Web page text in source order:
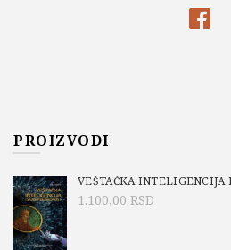
PROIZVODI
VEŠTAČKA INTELIGENCIJA
1.100,00 RSD